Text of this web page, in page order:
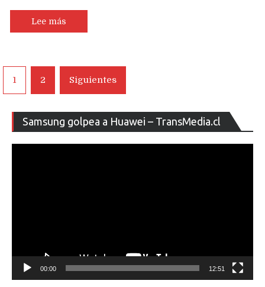
Lee más
Navegación
de
entradas
1 2 Siguientes
Samsung golpea a Huawei – TransMedia.cl
de
00:00 12:51